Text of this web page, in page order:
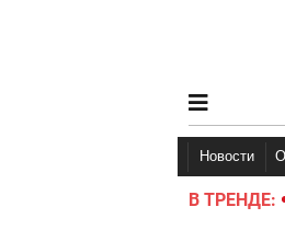
Новости
В ТРЕНДЕ:
Война в Украине 2022